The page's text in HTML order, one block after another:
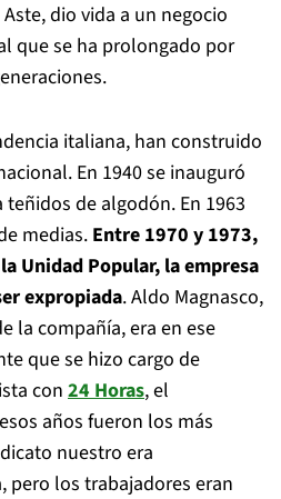
dio vida a un negocio
que se ha prolongado por
italiana, han construido
En 1940 se inauguró
de algodón. En 1963
medias. Entre 1970 y 1973,
Unidad Popular, la empresa
expropiada. Aldo Magnasco,
la compañía, era en ese
que se hizo cargo de
con24 Horas, el
años fueron los más
nuestro era
pero los trabajadores eran